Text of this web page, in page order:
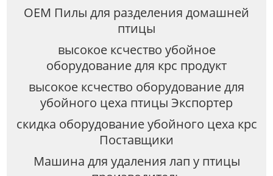
OEM Пилы для разделения домашней
птицы
высокое ксчество убойное
оборудование для крс продукт
высокое ксчество оборудование для
убойного цеха птицы Экспортер
скидка оборудование убойного цеха крс
Поставщики
Машина для удаления лап у птицы